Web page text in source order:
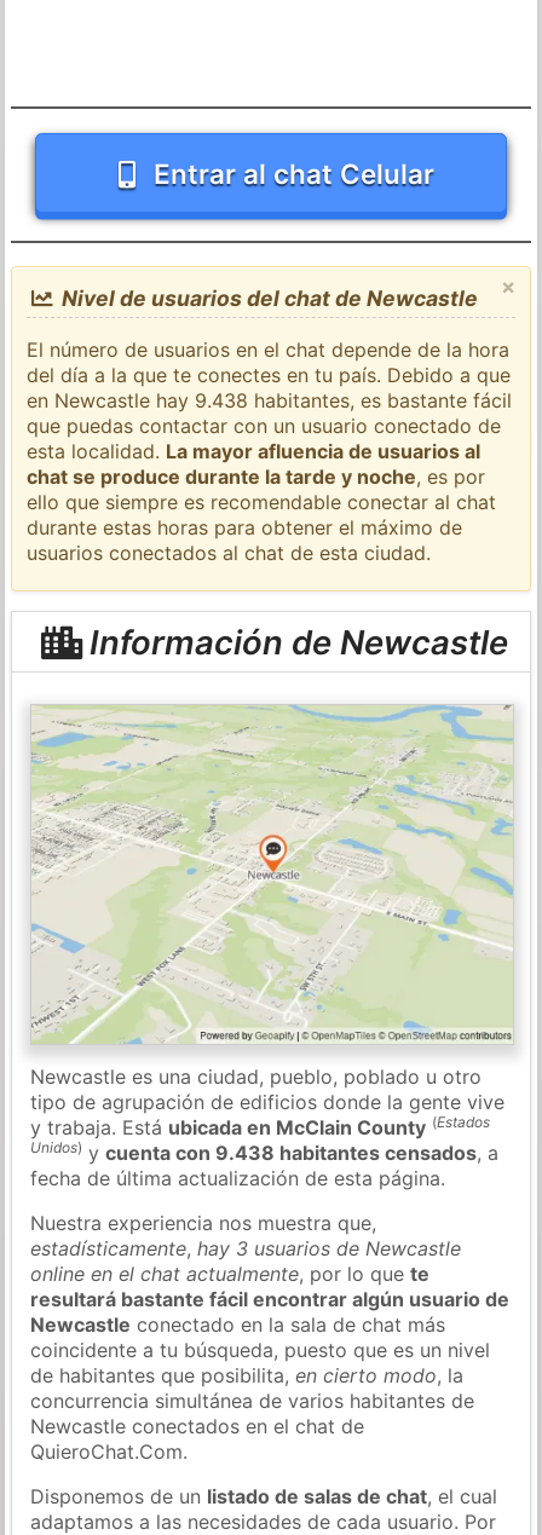
Entrar al chat Celular
×
Nivel de usuarios del chat de Newcastle
El número de usuarios en el chat depende de la hora
del día a la que te conectes en tu país. Debido a que
en Newcastle hay 9.438 habitantes, es bastante fácil
que puedas contactar con un usuario conectado de
esta localidad. La mayor afluencia de usuarios al
chat se produce durante la tarde y noche, es por
ello que siempre es recomendable conectar al chat
durante estas horas para obtener el máximo de
usuarios conectados al chat de esta ciudad.
Información de Newcastle
Newcastle es una ciudad, pueblo, poblado u otro
tipo de agrupación de edificios donde la gente vive
y trabaja. Está ubicada en McClain County (Estados
Unidos) ycuenta con 9.438 habitantes censados, a
fecha de última actualización de esta página.
Nuestra experiencia nos muestra que,
estadísticamente,hay 3 usuarios de Newcastle
online en el chat actualmente, por lo quete
resultará bastante fácil encontrar algún usuario de
Newcastle conectado en la sala de chat más
coincidente a tu búsqueda, puesto que es un nivel
de habitantes que posibilita,en cierto modo, la
concurrencia simultánea de varios habitantes de
Newcastle conectados en el chat de
QuieroChat.Com.
Disponemos de un listado de salas de chat, el cual
adaptamos a las necesidades de cada usuario. Por